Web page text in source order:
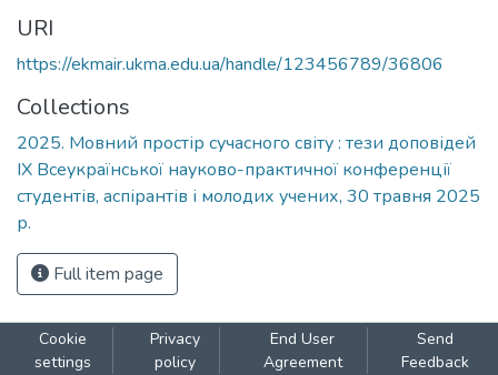
URI
https://ekmair.ukma.edu.ua/handle/123456789/36806
Collections
2025. Мовний простір сучасного світу : тези доповідей
ІХ Всеукраїнської науково-практичної конференції
студентів, аспірантів і молодих учених, 30 травня 2025
р.
Full item page
Cookie
settings
Privacy
policy
End User
Agreement
Send
Feedback